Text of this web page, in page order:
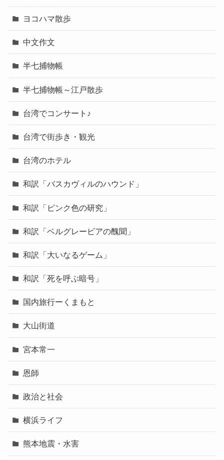
ヨコハマ散歩
中文作文
半七捕物帳
半七捕物帳～江戸散歩
台湾でコンサート♪
台湾で街歩き・観光
台湾のホテル
和訳「バスカヴィルのハウンド」
和訳「ピンク色の研究」
和訳「ベルグレービアの醜聞」
和訳「大いなるゲーム」
和訳「死を呼ぶ暗号」
国内旅行ーくまもと
大山街道
宮本常一
恩師
政治と社会
横浜ライフ
熊本地震・水害